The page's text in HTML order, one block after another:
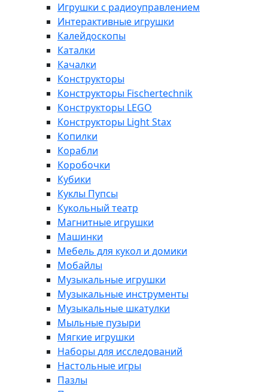
Игрушки с радиоуправлением
Интерактивные игрушки
Калейдоскопы
Каталки
Качалки
Конструкторы
Конструкторы Fisсhertechnik
Конструкторы LEGO
Конструкторы Light Stax
Копилки
Корабли
Коробочки
Кубики
Куклы Пупсы
Кукольный театр
Магнитные игрушки
Машинки
Мебель для кукол и домики
Мобайлы
Музыкальные игрушки
Музыкальные инструменты
Музыкальные шкатулки
Мыльные пузыри
Мягкие игрушки
Наборы для исследований
Настольные игры
Пазлы